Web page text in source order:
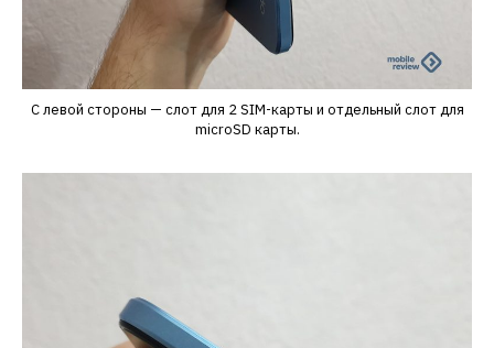
С левой стороны — слот для 2 SIM-карты и отдельный слот для
microSD карты.